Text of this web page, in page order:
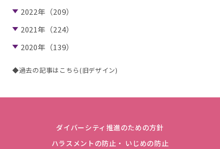
2022年（209）
2021年（224）
2020年（139）
◆過去の記事はこちら(旧デザイン)
ダイバーシティ推進のための方針
ハラスメントの防止・ いじめの防止